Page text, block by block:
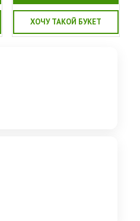
ХОЧУ ТАКОЙ БУКЕТ